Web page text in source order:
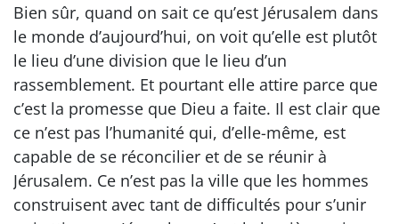
Bien sûr, quand on sait ce qu’est Jérusalem dans
le monde d’aujourd’hui, on voit qu’elle est plutôt
le lieu d’une division que le lieu d’un
rassemblement. Et pourtant elle attire parce que
c’est la promesse que Dieu a faite. Il est clair que
ce n’est pas l’humanité qui, d’elle-même, est
capable de se réconcilier et de se réunir à
Jérusalem. Ce n’est pas la ville que les hommes
construisent avec tant de difficultés pour s’unir